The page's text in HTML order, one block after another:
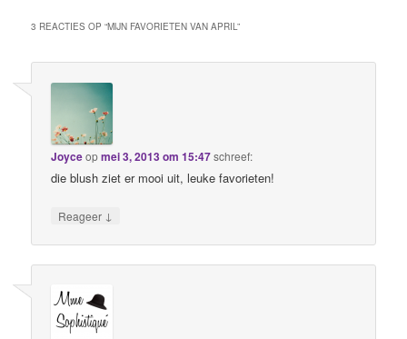
3 REACTIES OP “MIJN FAVORIETEN VAN APRIL”
Joyceopmei 3, 2013 om 15:47schreef:
die blush ziet er mooi uit, leuke favorieten!
Reageer ↓